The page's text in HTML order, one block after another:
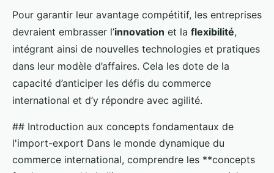
Pour garantir leur avantage compétitif, les entreprises
devraient embrasser l’innovation et la flexibilité,
intégrant ainsi de nouvelles technologies et pratiques
dans leur modèle d’affaires. Cela les dote de la
capacité d’anticiper les défis du commerce
international et d’y répondre avec agilité.
## Introduction aux concepts fondamentaux de
l'import-export Dans le monde dynamique du
commerce international, comprendre les **concepts